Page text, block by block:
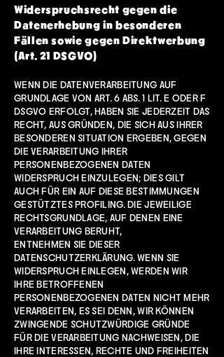
Widerspruchsrecht gegen die
Datenerhebung in besonderen
Fällen sowie gegen Direktwerbung
(Art. 21 DSGVO)
WENN DIE DATENVERARBEITUNG AUF
GRUNDLAGE VON ART. 6 ABS. 1 LIT. E ODER F
DSGVO ERFOLGT, HABEN SIE JEDERZEIT DAS
RECHT, AUS GRÜNDEN, DIE SICH AUS IHRER
BESONDEREN SITUATION ERGEBEN, GEGEN
DIE VERARBEITUNG IHRER
PERSONENBEZOGENEN DATEN
WIDERSPRUCH EINZULEGEN; DIES GILT
AUCH FÜR EIN AUF DIESE BESTIMMUNGEN
GESTÜTZTES PROFILING. DIE JEWEILIGE
RECHTSGRUNDLAGE, AUF DENEN EINE
VERARBEITUNG BERUHT,
ENTNEHMEN SIE DIESER
DATENSCHUTZERKLÄRUNG. WENN SIE
WIDERSPRUCH EINLEGEN, WERDEN WIR
IHRE BETROFFENEN
PERSONENBEZOGENEN DATEN NICHT MEHR
VERARBEITEN, ES SEI DENN, WIR KÖNNEN
ZWINGENDE SCHUTZWÜRDIGE GRÜNDE
FÜR DIE VERARBEITUNG NACHWEISEN, DIE
IHRE INTERESSEN, RECHTE UND FREIHEITEN